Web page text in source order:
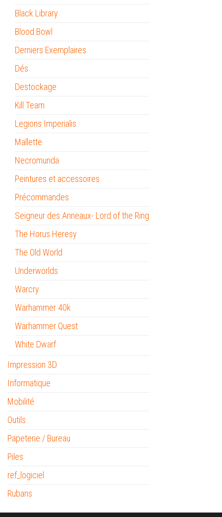
Black Library
Blood Bowl
Derniers Exemplaires
Dés
Destockage
Kill Team
Legions Imperialis
Mallette
Necromunda
Peintures et accessoires
Précommandes
Seigneur des Anneaux- Lord of the Ring
The Horus Heresy
The Old World
Underworlds
Warcry
Warhammer 40k
Warhammer Quest
White Dwarf
Impression 3D
Informatique
Mobilité
Outils
Papeterie / Bureau
Piles
ref_logiciel
Rubans